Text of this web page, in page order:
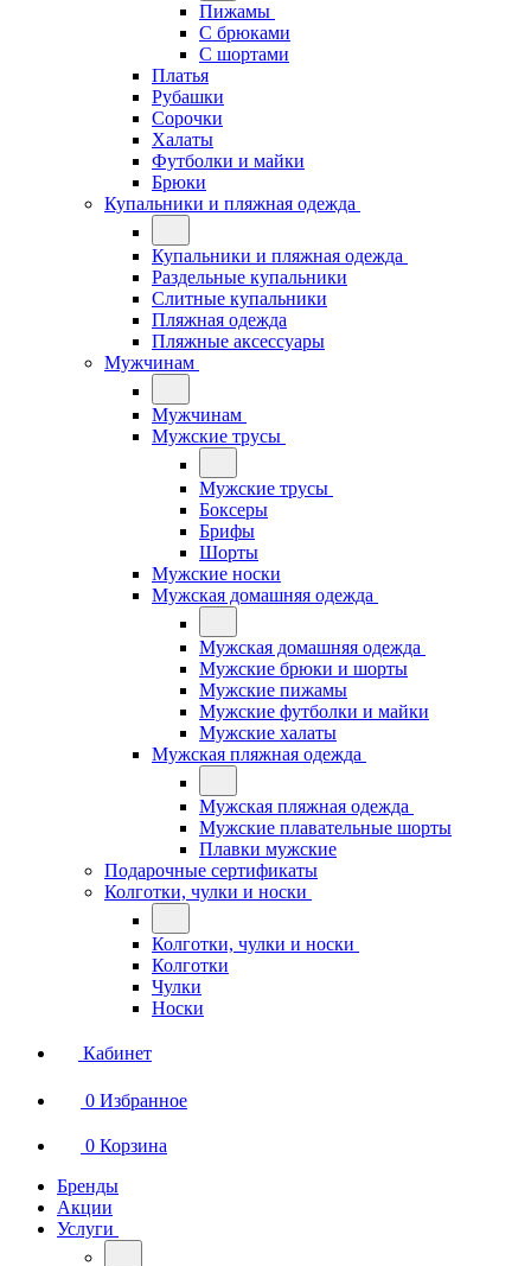
Пижамы
С брюками
С шортами
Платья
Рубашки
Сорочки
Халаты
Футболки и майки
Брюки
Купальники и пляжная одежда
Купальники и пляжная одежда
Раздельные купальники
Слитные купальники
Пляжная одежда
Пляжные аксессуары
Мужчинам
Мужчинам
Мужские трусы
Мужские трусы
Боксеры
Брифы
Шорты
Мужские носки
Мужская домашняя одежда
Мужская домашняя одежда
Мужские брюки и шорты
Мужские пижамы
Мужские футболки и майки
Мужские халаты
Мужская пляжная одежда
Мужская пляжная одежда
Мужские плавательные шорты
Плавки мужские
Подарочные сертификаты
Колготки, чулки и носки
Колготки, чулки и носки
Колготки
Чулки
Носки
Кабинет
0 Избранное
0 Корзина
Бренды
Акции
Услуги